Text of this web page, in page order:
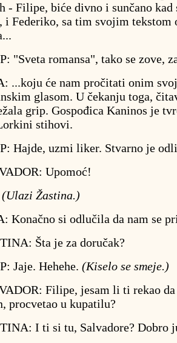
- Filipe, biće divno i sunčano kad
i Federiko, sa tim svojim tekstom
"Sveta romansa", tako se zove,
...koju će nam pročitati onim
glasom. U čekanju toga,
grip. Gospođica Kaninos je
stihovi.
Hajde, uzmi liker. Stvarno je
Upomoć!
(Ulazi Žastina.)
Konačno si odlučila da nam se
Šta je za doručak?
Jaje. Hehehe. (Kiselo se smeje.)
Filipe, jesam li ti rekao
procvetao u kupatilu?
I ti si tu, Salvadore? Dobro